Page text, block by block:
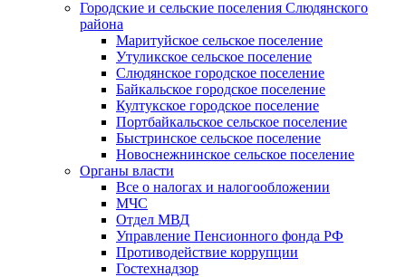
Городские и сельские поселения Слюдянского
района
Маритуйское сельское поселение
Утуликское сельское поселение
Слюдянское городское поселение
Байкальское городское поселение
Култукское городское поселение
Портбайкальское сельское поселение
Быстринское сельское поселение
Новоснежнинское сельское поселение
Органы власти
Все о налогах и налогообложении
МЧС
Отдел МВД
Управление Пенсионного фонда РФ
Противодействие коррупции
Гостехнадзор